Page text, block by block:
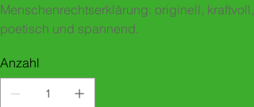
Menschenrechtserklärung: originell, kraftvoll,
poetisch und spannend.
Anzahl